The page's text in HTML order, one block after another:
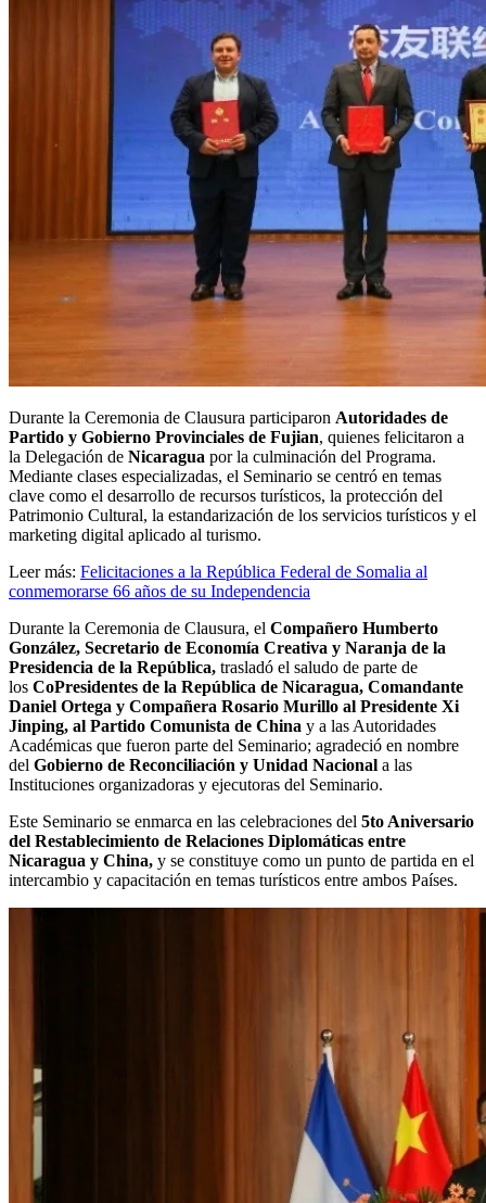
Durante la Ceremonia de Clausura participaron Autoridades de
Partido y Gobierno Provinciales de Fujian, quienes felicitaron a
la Delegación de Nicaragua por la culminación del Programa.
Mediante clases especializadas, el Seminario se centró en temas
clave como el desarrollo de recursos turísticos, la protección del
Patrimonio Cultural, la estandarización de los servicios turísticos y el
marketing digital aplicado al turismo.
Leer más: Felicitaciones a la República Federal de Somalia al
conmemorarse 66 años de su Independencia
Durante la Ceremonia de Clausura, el Compañero Humberto
González, Secretario de Economía Creativa y Naranja de la
Presidencia de la República, trasladó el saludo de parte de
los CoPresidentes de la República de Nicaragua, Comandante
Daniel Ortega y Compañera Rosario Murillo al Presidente Xi
Jinping, al Partido Comunista de China y a las Autoridades
Académicas que fueron parte del Seminario; agradeció en nombre
del Gobierno de Reconciliación y Unidad Nacional a las
Instituciones organizadoras y ejecutoras del Seminario.
Este Seminario se enmarca en las celebraciones del 5to Aniversario
del Restablecimiento de Relaciones Diplomáticas entre
Nicaragua y China, y se constituye como un punto de partida en el
intercambio y capacitación en temas turísticos entre ambos Países.